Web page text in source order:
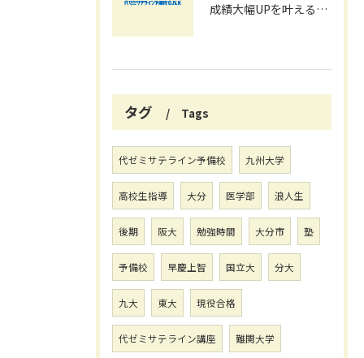
成績大幅UPを叶える秋の効率学習法
タグ Tags
代ゼミサテライン予備校 九州大学
高校生指導 大分 医学部 浪人生
後期 阪大 勉強時間 大分市 塾
予備校 早慶上智 国立大 分大
九大 東大 現役合格
代ゼミサテライン講座 難関大学